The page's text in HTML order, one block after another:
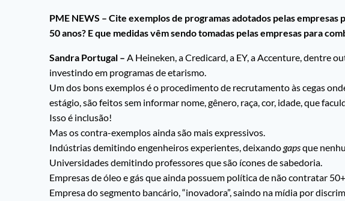
PME NEWS – Cite exemplos de programas adotados pelas empresas
50 anos? E que medidas vêm sendo tomadas pelas empresas para
Sandra Portugal – A Heineken, a Credicard, a EY, a Accenture, dentre
investindo em programas de etarismo.
Um dos bons exemplos é o procedimento de recrutamento às cegas
estágio, são feitos sem informar nome, gênero, raça, cor, idade, que
Isso é inclusão!
Mas os contra-exemplos ainda são mais expressivos.
Indústrias demitindo engenheiros experientes, deixandogapsque
Universidades demitindo professores que são ícones de sabedoria.
Empresas de óleo e gás que ainda possuem política de não contratar
Empresa do segmento bancário, “inovadora”, saindo na mídia por